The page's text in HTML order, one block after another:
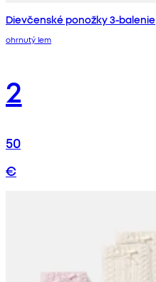
Dievčenské ponožky 3-balenie
ohrnutý lem
2
50
€